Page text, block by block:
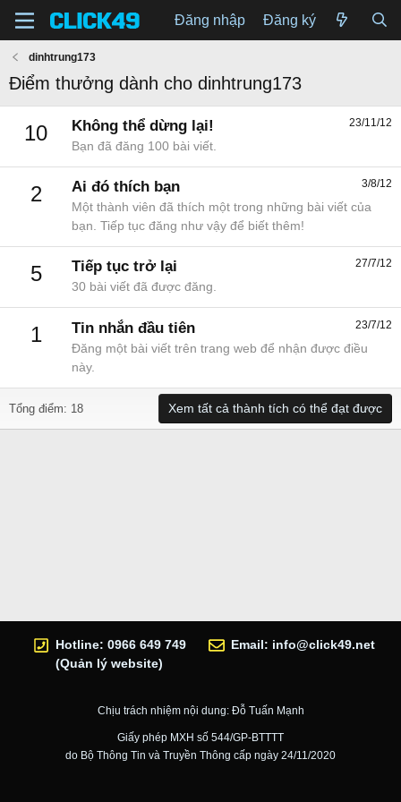
Đăng nhập Đăng ký
dinhtrung173
Điểm thưởng dành cho dinhtrung173
10 23/11/12
Không thể dừng lại!
Bạn đã đăng 100 bài viết.
2 3/8/12
Ai đó thích bạn
Một thành viên đã thích một trong những bài viết của
bạn. Tiếp tục đăng như vậy để biết thêm!
5 27/7/12
Tiếp tục trở lại
30 bài viết đã được đăng.
1 23/7/12
Tin nhắn đầu tiên
Đăng một bài viết trên trang web để nhận được điều
này.
Tổng điểm: 18 Xem tất cả thành tích có thể đạt được
Hotline: 0966 649 749
(Quản lý website)
Email: info@click49.net
Chịu trách nhiệm nội dung: Đỗ Tuấn Mạnh
Giấy phép MXH số 544/GP-BTTTT
do Bộ Thông Tin và Truyền Thông cấp ngày 24/11/2020